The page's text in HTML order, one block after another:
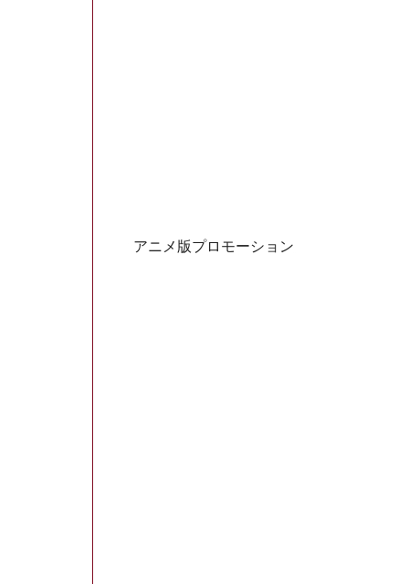
アニメ版プロモーション